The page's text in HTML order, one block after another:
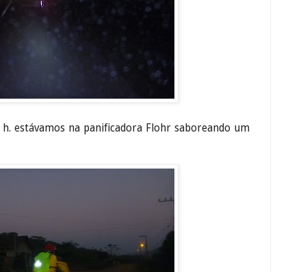
estávamos na panificadora Flohr saboreando um